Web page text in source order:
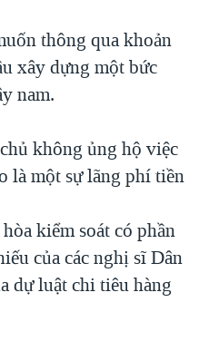
thông qua khoản
xây dựng một bức
nam.
không ủng hộ việc
là một sự lãng phí tiền
kiểm soát có phần
của các nghị sĩ Dân
dự luật chi tiêu hàng